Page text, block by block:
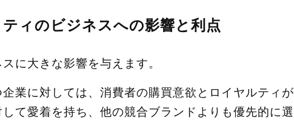
ティのビジネスへの影響と利点
に大きな影響を与えます。
業に対しては、消費者の購買意欲とロイヤルティが
て愛着を持ち、他の競合ブランドよりも優先的に選